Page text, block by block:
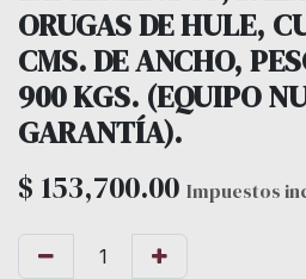
ORUGAS DE HULE,
CMS. DE ANCHO,
900 KGS. (EQUIPO
GARANTÍA).
$ 153,700.00 Impuestos